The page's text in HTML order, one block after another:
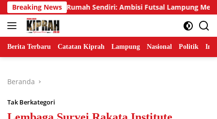
Langsung
ke
konten
Breaking News
Emas di Rumah Sendiri: Ambisi Futsal Lampung Mengakhiri
Berita Terbaru Catatan Kiprah Lampung Nasional Politik
Beranda
Tak Berkategori